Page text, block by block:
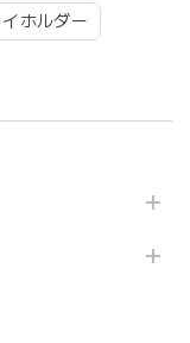
イホルダー
いました(^^) 梱包